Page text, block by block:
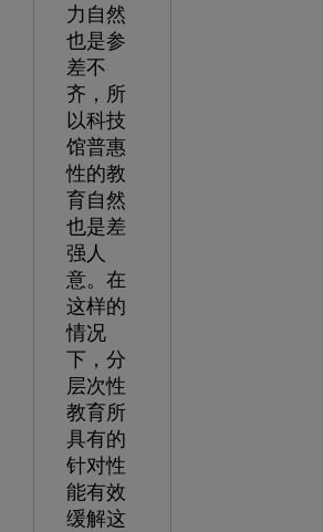
力自然
也是参
差不
齐，所
以科技
馆普惠
性的教
育自然
也是差
强人
意。在
这样的
情况
下，分
层次性
教育所
具有的
针对性
能有效
缓解这